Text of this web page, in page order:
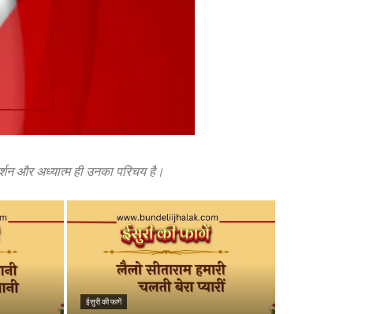
और अध्यात्म ही उनका परिचय है।
ईसुरी की फागें